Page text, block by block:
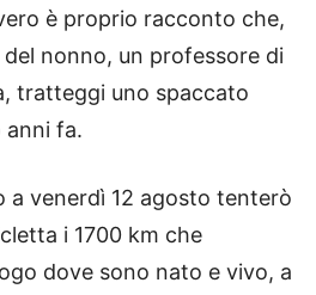
è proprio racconto che,
nonno, un professore di
tratteggi uno spaccato
anni fa.
a venerdì 12 agosto tenterò
i 1700 km che
dove sono nato e vivo, a